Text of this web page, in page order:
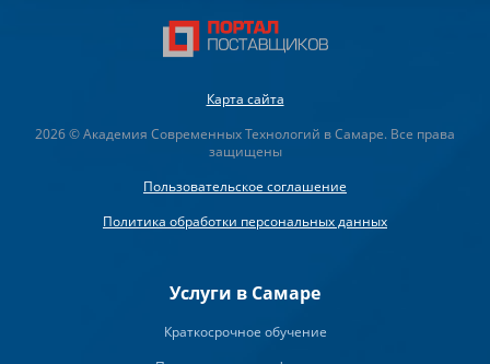
Карта сайта
2026 © Академия Современных Технологий в Самаре. Все права
защищены
Пользовательское соглашение
Политика обработки персональных данных
Услуги в Самаре
Краткосрочное обучение